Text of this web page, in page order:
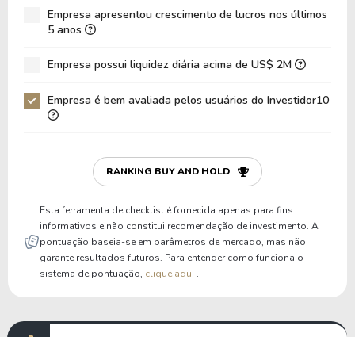
CAGR Lucros 5 anos
3,39% 3,39%
Empresa apresentou crescimento de lucros nos últimos
5 anos
Empresa possui liquidez diária acima de US$ 2M
Empresa é bem avaliada pelos usuários do Investidor10
RANKING BUY AND HOLD
Esta ferramenta de checklist é fornecida apenas para fins
informativos e não constitui recomendação de investimento. A
pontuação baseia-se em parâmetros de mercado, mas não
garante resultados futuros. Para entender como funciona o
sistema de pontuação, clique aqui .